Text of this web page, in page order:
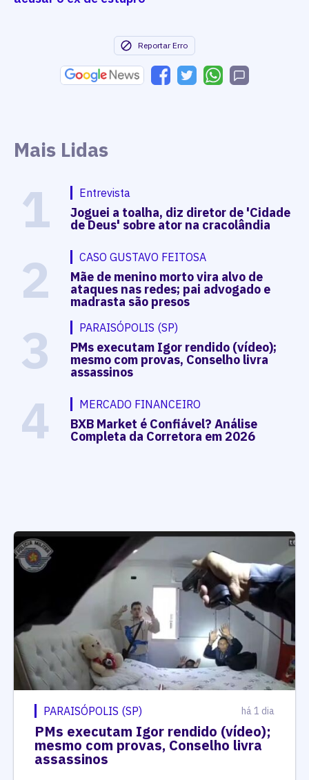
Reportar Erro
Mais Lidas
1 Entrevista
Joguei a toalha, diz diretor de 'Cidade
de Deus' sobre ator na cracolândia
2 CASO GUSTAVO FEITOSA
Mãe de menino morto vira alvo de
ataques nas redes; pai advogado e
madrasta são presos
3 PARAISÓPOLIS (SP)
PMs executam Igor rendido (vídeo);
mesmo com provas, Conselho livra
assassinos
4 MERCADO FINANCEIRO
BXB Market é Confiável? Análise
Completa da Corretora em 2026
PARAISÓPOLIS (SP) há 1 dia
PMs executam Igor rendido (vídeo);
mesmo com provas, Conselho livra
assassinos